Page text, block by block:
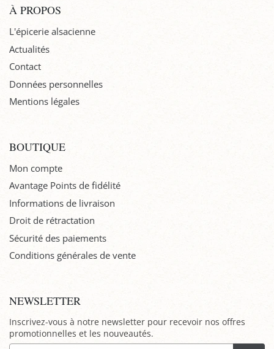
À PROPOS
L'épicerie alsacienne
Actualités
Contact
Données personnelles
Mentions légales
BOUTIQUE
Mon compte
Avantage Points de fidélité
Informations de livraison
Droit de rétractation
Sécurité des paiements
Conditions générales de vente
NEWSLETTER
Inscrivez-vous à notre newsletter pour recevoir nos offres
promotionnelles et les nouveautés.